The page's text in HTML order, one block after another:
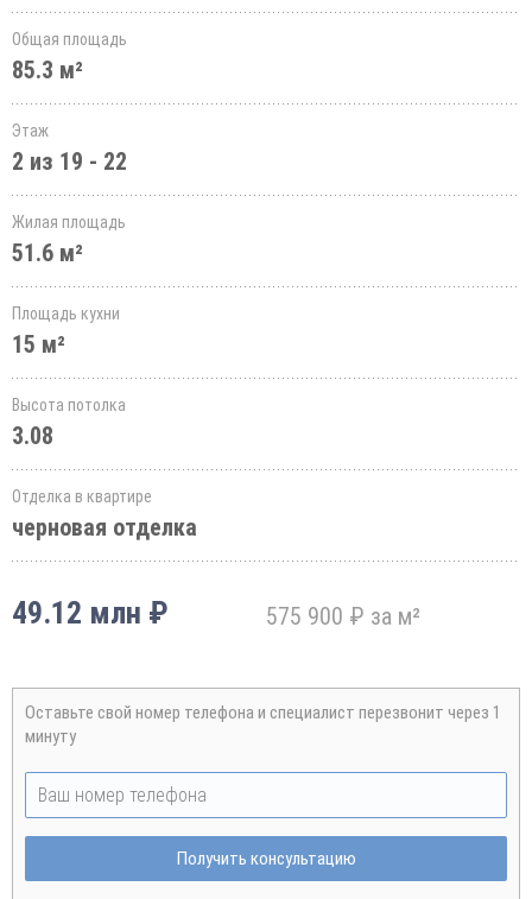
Общая площадь
85.3 м²
Этаж
2 из 19 - 22
Жилая площадь
51.6 м²
Площадь кухни
15 м²
Высота потолка
3.08
Отделка в квартире
черновая отделка
49.12 млн ₽ 575 900 ₽ за м²
Оставьте свой номер телефона и специалист перезвонит через 1
минуту
Получить консультацию